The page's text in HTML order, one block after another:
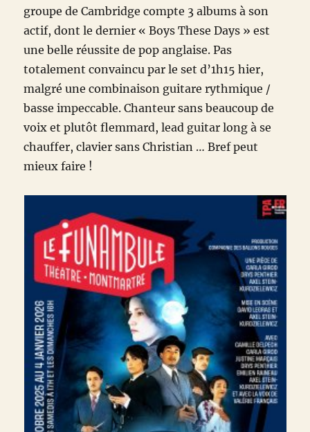
groupe de Cambridge compte 3 albums à son
actif, dont le dernier «Boys These Days » est
une belle réussite de pop anglaise. Pas
totalement convaincu par le set d’1h15 hier,
malgré une combinaison guitare rythmique /
basse impeccable. Chanteur sans beaucoup de
voix et plutôt flemmard, lead guitar long à se
chauffer, clavier sans Christian … Bref peut
mieux faire !